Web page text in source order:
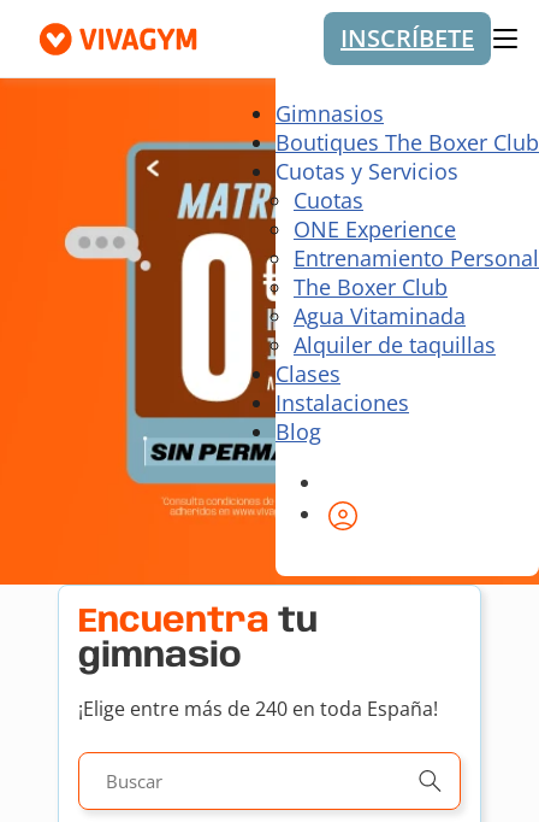
INSCRÍBETE
Gimnasios
Boutiques The Boxer Club
Cuotas y Servicios
Cuotas
ONE Experience
Entrenamiento Personal
The Boxer Club
Agua Vitaminada
Alquiler de taquillas
Clases
Instalaciones
Blog
Encuentra tu
gimnasio
¡Elige entre más de 240 en toda España!